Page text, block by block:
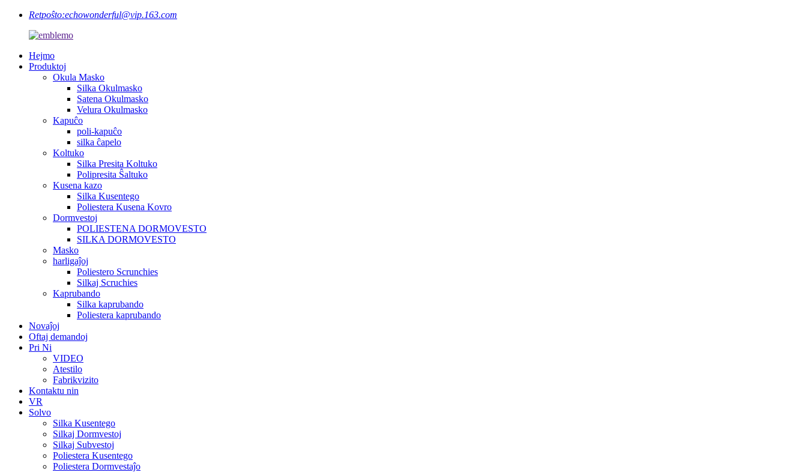
Retpoŝto:echowonderful@vip.163.com
Hejmo
Produktoj
Okula Masko
Silka Okulmasko
Satena Okulmasko
Velura Okulmasko
Kapuĉo
poli-kapuĉo
silka ĉapelo
Koltuko
Silka Presita Koltuko
Polipresita Ŝaltuko
Kusena kazo
Silka Kusentego
Poliestera Kusena Kovro
Dormvestoj
POLIESTENA DORMOVESTO
SILKA DORMOVESTO
Masko
harligaĵoj
Poliestero Scrunchies
Silkaj Scruchies
Kaprubando
Silka kaprubando
Poliestera kaprubando
Novaĵoj
Oftaj demandoj
Pri Ni
VIDEO
Atestilo
Fabrikvizito
Kontaktu nin
VR
Solvo
Silka Kusentego
Silkaj Dormvestoj
Silkaj Subvestoj
Poliestera Kusentego
Poliestera Dormvestaĵo